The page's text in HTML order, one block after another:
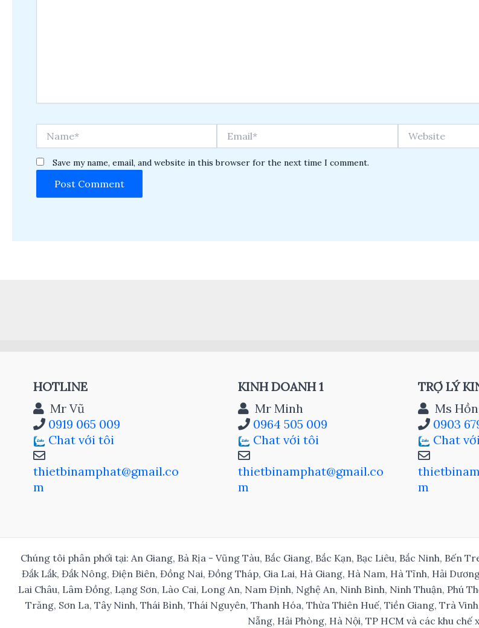
Save my name, email, and website in this browser for the next time I comment.
HOTLINE
Mr Vũ
0919 065 009
Chat với tôi
thietbinamphat@gmail.co
m
KINH DOANH 1
Mr Minh
0964 505 009
Chat với tôi
thietbinamphat@gmail.co
m
TRỢ LÝ
Ms
0903
Chat
m
Chúng tôi phân phối tại: An Giang, Bà Rịa - Vũng Tàu, Bắc Giang, Bắc Kạn, Bạc Liêu, Bắc Ninh, Bến
Đắk Lắk, Đắk Nông, Điện Biên, Đồng Nai, Đồng Tháp, Gia Lai, Hà Giang, Hà Nam, Hà Tĩnh, Hải
Lai Châu, Lâm Đồng, Lạng Sơn, Lào Cai, Long An, Nam Định, Nghệ An, Ninh Bình, Ninh Thuận, Phú
Trăng, Sơn La, Tây Ninh, Thái Bình, Thái Nguyên, Thanh Hóa, Thừa Thiên Huế, Tiền Giang, Trà
Nẵng, Hải Phòng, Hà Nội, TP HCM và các khu